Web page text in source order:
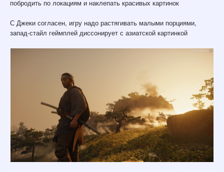
побродить по локациям и наклепать красивых картинок
С Джеки согласен, игру надо растягивать малыми порциями,
запад-стайл геймплей диссонирует с азиатской картинкой